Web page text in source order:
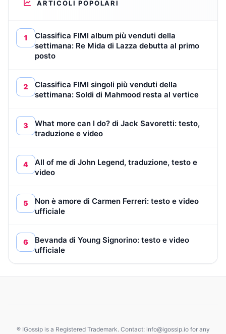
ARTICOLI POPOLARI
1
Classifica FIMI album più venduti della
settimana: Re Mida di Lazza debutta al primo
posto
2
Classifica FIMI singoli più venduti della
settimana: Soldi di Mahmood resta al vertice
3
What more can I do? di Jack Savoretti: testo,
traduzione e video
4
All of me di John Legend, traduzione, testo e
video
5
Non è amore di Carmen Ferreri: testo e video
ufficiale
6
Bevanda di Young Signorino: testo e video
ufficiale
® IGossip is a Registered Trademark. Contact: info@igossip.io for any